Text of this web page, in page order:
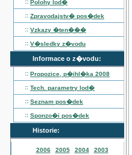
:: Polohy lod�
:: Zpravodajstv� pos�dek
:: Vzkazy �ten���
:: V�sledky z�vodu
Informace o z�vodu:
:: Propozice, p�ihl�ka 2008
:: Tech. parametry lod�
:: Seznam pos�dek
:: Sponzo�i pos�dek
Historie:
2006 2005 2004
2003